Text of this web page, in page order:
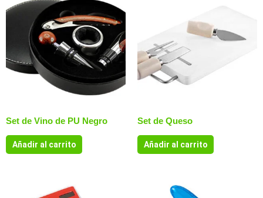
Set de Vino de PU Negro
Añadir al carrito
Set de Queso
Añadir al carrito